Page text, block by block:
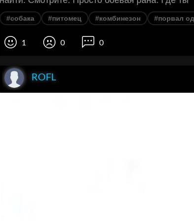
#собака #питомец #комбинезон #порвал
1 0 0
ROFL